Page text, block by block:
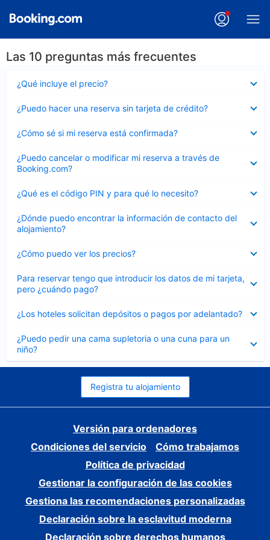
Las 10 preguntas más frecuentes
¿Qué incluye el precio?
cerrado
¿Puedo hacer una reserva sin tarjeta de crédito?
cerrado
¿Cómo sé si mi reserva está confirmada?
cerrado
¿Puedo cancelar o modificar mi reserva a través de
Booking.com?
cerrado
¿Qué es el código PIN y para qué lo necesito?
cerrado
¿Dónde puedo encontrar la información de contacto del
alojamiento?
cerrado
¿Cómo puedo ver los precios?
cerrado
Para reservar tengo que introducir los datos de mi tarjeta,
pero ¿cuándo pago?
cerrado
¿Los hoteles solicitan depósitos o pagos por adelantado?
cerrado
¿Puedo pedir una cama supletoria o una cuna para un
niño?
cerrado
Registra tu alojamiento
Versión para ordenadores
Condiciones del servicio
Cómo trabajamos
Política de privacidad
Gestionar la configuración de las cookies
Gestiona las recomendaciones personalizadas
Declaración sobre la esclavitud moderna
Declaración sobre derechos humanos